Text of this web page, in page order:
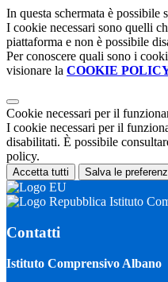
In questa schermata è possibile
I cookie necessari sono quelli
piattaforma e non è possibile
Per conoscere quali sono i
visionare la COOKIE
Cookie necessari per il
I cookie necessari per il
disabilitati. È possibile
policy.
Accetta tutti Salva le
Istituto
Contatti
Istituto Comprensivo Albano